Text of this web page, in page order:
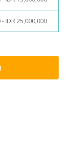
IDR 25,000,000